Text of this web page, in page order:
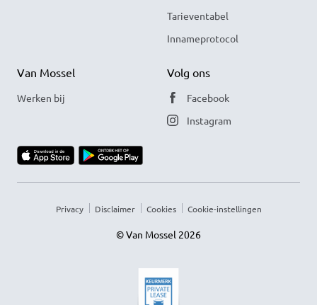
Tarieventabel
Innameprotocol
Van Mossel
Werken bij
Volg ons
Facebook
Instagram
Privacy Disclaimer Cookies Cookie-instellingen
© Van Mossel 2026